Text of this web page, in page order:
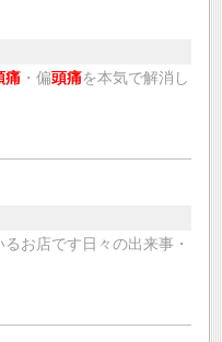
痛・偏頭痛を本気で解消し
お店です日々の出来事・